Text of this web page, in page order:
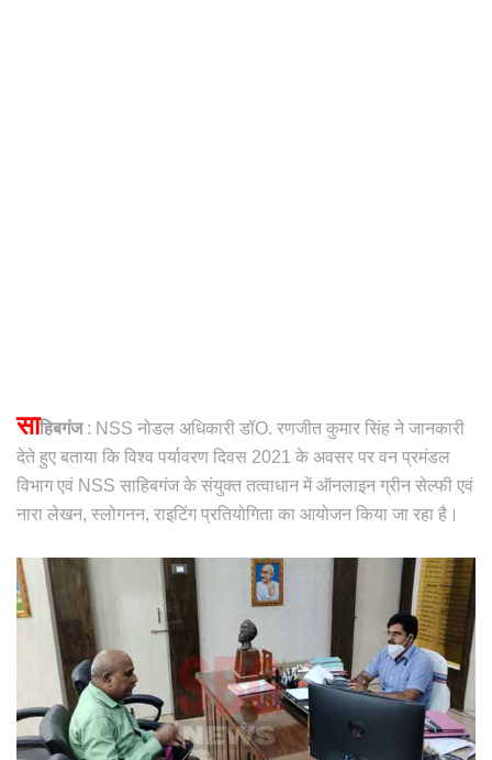
साहिबगंज: NSS नोडल अधिकारी डॉO. रणजीत कुमार सिंह ने जानकारी
देते हुए बताया कि विश्व पर्यावरण दिवस 2021 के अवसर पर वन प्रमंडल
विभाग एवं NSS साहिबगंज के संयुक्त तत्वाधान में ऑनलाइन ग्रीन सेल्फी एवं
नारा लेखन, स्लोगनन, राइटिंग प्रतियोगिता का आयोजन किया जा रहा है।